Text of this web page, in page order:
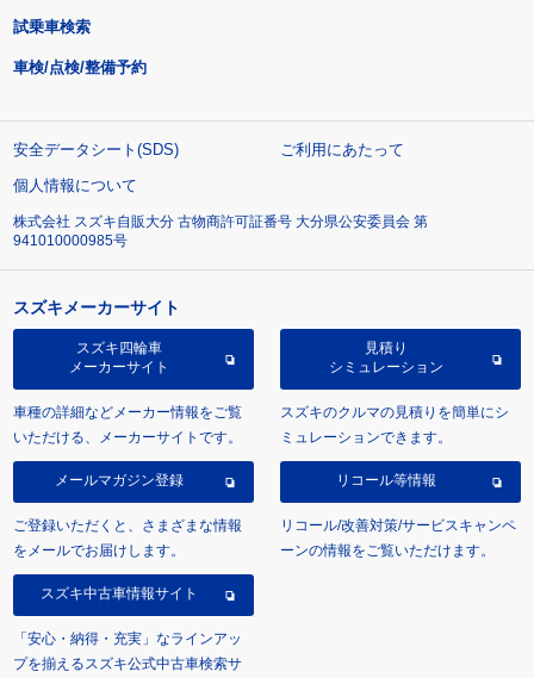
試乗車検索
車検/点検/整備予約
安全データシート(SDS)
ご利用にあたって
個人情報について
株式会社 スズキ自販大分 古物商許可証番号 大分県公安委員会 第
941010000985号
スズキメーカーサイト
スズキ四輪車
メーカーサイト
車種の詳細などメーカー情報をご覧
いただける、メーカーサイトです。
見積り
シミュレーション
スズキのクルマの見積りを簡単にシ
ミュレーションできます。
メールマガジン登録
ご登録いただくと、さまざまな情報
をメールでお届けします。
リコール等情報
リコール/改善対策/サービスキャンペ
ーンの情報をご覧いただけます。
スズキ中古車情報サイト
「安心・納得・充実」なラインアッ
プを揃えるスズキ公式中古車検索サ